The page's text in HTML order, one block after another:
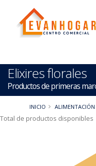
Elixires florales
Productos de primeras
INICIO ALIMENTACIÓN
Total de productos disponibles